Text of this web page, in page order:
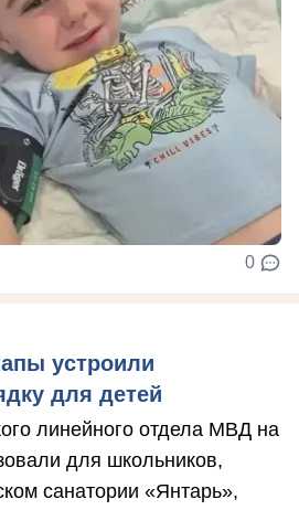
0
устроили
для детей
линейного отдела МВД на
для школьников,
санатории «Янтарь»,